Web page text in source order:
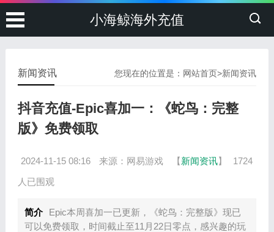
小海鲸海外充值
您现在的位置是： 网站首页>新闻资讯
新闻资讯
抖音充值-Epic喜加一：《蛇鸟：完整
版》免费领取
2024-11-15 08:16 来源：网易游戏 【新闻资讯】
1724
人已围观
简介
Epic本周喜加一已更新，《蛇鸟：完整版》现已
可以免费领取，时间截止至11月22日零点，感兴趣的玩